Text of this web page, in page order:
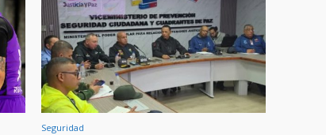
Seguridad